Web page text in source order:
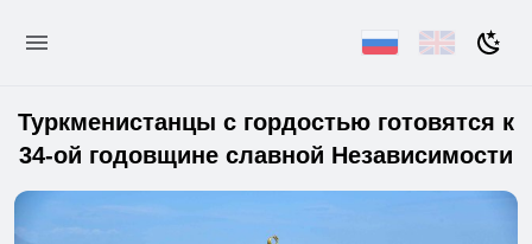
Туркменистанцы с гордостью готовятся к
34-ой годовщине славной Независимости